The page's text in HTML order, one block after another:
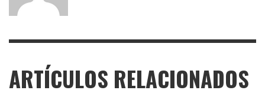
ARTÍCULOS RELACIONADOS